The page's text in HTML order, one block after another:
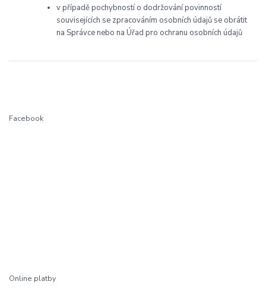
Facebook
Online platby
v případě pochybností o dodržování povinností
souvisejících se zpracováním osobních údajů se obrátit
na Správce nebo na Úřad pro ochranu osobních údajů